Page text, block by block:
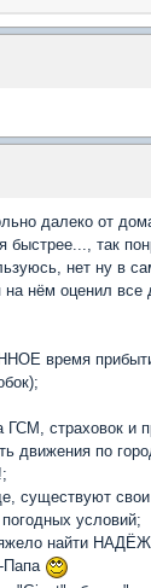
далеко от
быстрее..., так
нет ну в
на нём оценил все
время
ГСМ, страховок и
движения по
существуют
условий;
найти
Папа